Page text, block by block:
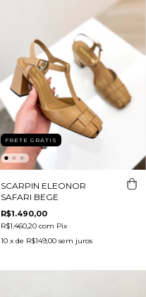
FRETE GRÁTIS
SCARPIN ELEONOR
SAFARI BEGE
R$1.490,00
R$1.460,20 com Pix
10 x de R$149,00 sem juros